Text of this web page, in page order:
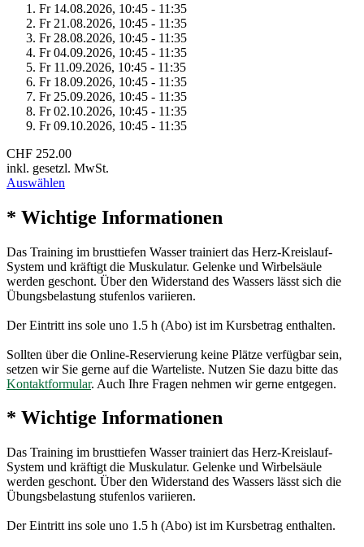
Fr 14.08.2026, 10:45 - 11:35
Fr 21.08.2026, 10:45 - 11:35
Fr 28.08.2026, 10:45 - 11:35
Fr 04.09.2026, 10:45 - 11:35
Fr 11.09.2026, 10:45 - 11:35
Fr 18.09.2026, 10:45 - 11:35
Fr 25.09.2026, 10:45 - 11:35
Fr 02.10.2026, 10:45 - 11:35
Fr 09.10.2026, 10:45 - 11:35
CHF 252.00
inkl. gesetzl. MwSt.
Auswählen
* Wichtige Informationen
Das Training im brusttiefen Wasser trainiert das Herz-Kreislauf-
System und kräftigt die Muskulatur. Gelenke und Wirbelsäule
werden geschont. Über den Widerstand des Wassers lässt sich die
Übungsbelastung stufenlos variieren.
Der Eintritt ins sole uno 1.5 h (Abo) ist im Kursbetrag enthalten.
Sollten über die Online-Reservierung keine Plätze verfügbar sein,
setzen wir Sie gerne auf die Warteliste. Nutzen Sie dazu bitte das
Kontaktformular. Auch Ihre Fragen nehmen wir gerne entgegen.
* Wichtige Informationen
Das Training im brusttiefen Wasser trainiert das Herz-Kreislauf-
System und kräftigt die Muskulatur. Gelenke und Wirbelsäule
werden geschont. Über den Widerstand des Wassers lässt sich die
Übungsbelastung stufenlos variieren.
Der Eintritt ins sole uno 1.5 h (Abo) ist im Kursbetrag enthalten.